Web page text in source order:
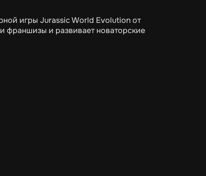
игры Jurassic World Evolution от
франшизы и развивает новаторские